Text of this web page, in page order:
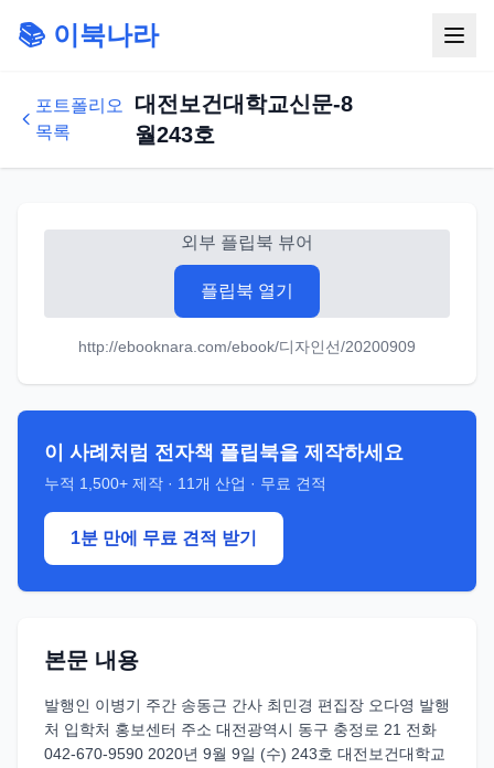
📚 이북나라
포트폴리오
목록
대전보건대학교신문-8
월243호
외부 플립북 뷰어
플립북 열기
http://ebooknara.com/ebook/디자인선/20200909
이 사례처럼 전자책 플립북을 제작하세요
누적 1,500+ 제작 · 11 개 산업 · 무료 견적
1분 만에 무료 견적 받기
본문 내용
발행인 이병기 주간 송동근 간사 최민경 편집장 오다영 발행
처 입학처 홍보센터 주소 대전광역시 동구 충정로 21 전화
042-670-9590 2020년 9월 9일 (수) 243호 대전보건대학교